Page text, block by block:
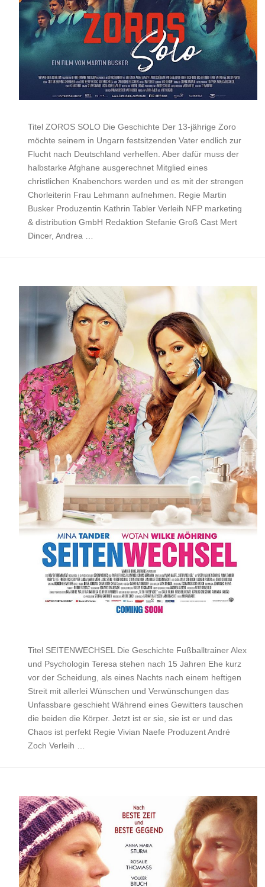
Titel ZOROS SOLO Die Geschichte Der 13-jährige Zoro
möchte seinem in Ungarn festsitzenden Vater endlich zur
Flucht nach Deutschland verhelfen. Aber dafür muss der
halbstarke Afghane ausgerechnet Mitglied eines
christlichen Knabenchors werden und es mit der strengen
Chorleiterin Frau Lehmann aufnehmen. Regie Martin
Busker Produzentin Kathrin Tabler Verleih NFP marketing
& distribution GmbH Redaktion Stefanie Groß Cast Mert
Dincer, Andrea …
Titel SEITENWECHSEL Die Geschichte Fußballtrainer Alex
und Psychologin Teresa stehen nach 15 Jahren Ehe kurz
vor der Scheidung, als eines Nachts nach einem heftigen
Streit mit allerlei Wünschen und Verwünschungen das
Unfassbare geschieht Während eines Gewitters tauschen
die beiden die Körper. Jetzt ist er sie, sie ist er und das
Chaos ist perfekt Regie Vivian Naefe Produzent André
Zoch Verleih …